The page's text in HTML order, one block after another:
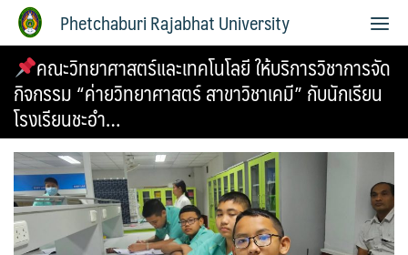
Phetchaburi Rajabhat University
คณะวิทยาศาสตร์และเทคโนโลยี ให้บริการวิชาการจัด
กิจกรรม “ค่ายวิทยาศาสตร์ สาขาวิชาเคมี” กับนักเรียน
โรงเรียนชะอำ…